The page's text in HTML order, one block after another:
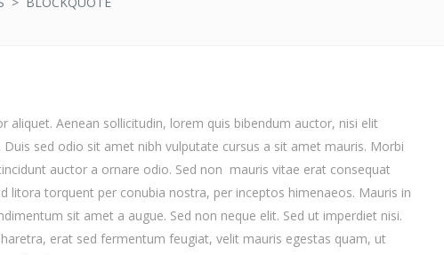
aliquet. Aenean sollicitudin, lorem quis bibendum auctor, nisi elit
sed odio sit amet nibh vulputate cursus a sit amet mauris. Morbi
auctor a ornare odio. Sed non mauris vitae erat consequat
litora torquent per conubia nostra, per inceptos himenaeos. Mauris in
sit amet a augue. Sed non neque elit. Sed ut imperdiet nisi.
erat sed fermentum feugiat, velit mauris egestas quam, ut